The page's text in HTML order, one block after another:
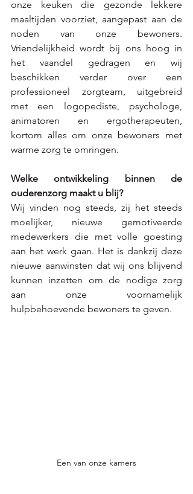
onze keuken die gezonde lekkere
maaltijden voorziet, aangepast aan de
noden van onze bewoners.
Vriendelijkheid wordt bij ons hoog in
het vaandel gedragen en wij
beschikken verder over een
professioneel zorgteam, uitgebreid
met een logopediste, psychologe,
animatoren en ergotherapeuten,
kortom alles om onze bewoners met
warme zorg te omringen.
Welke ontwikkeling binnen de
ouderenzorg maakt u blij?
Wij vinden nog steeds, zij het steeds
moelijker, nieuwe gemotiveerde
medewerkers die met volle goesting
aan het werk gaan. Het is dankzij deze
nieuwe aanwinsten dat wij ons blijvend
kunnen inzetten om de nodige zorg
aan onze voornamelijk
hulpbehoevende bewoners te geven.
Een van onze kamers